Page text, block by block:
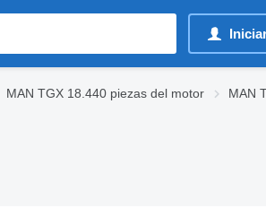
MAN TGX 18.440 piezas del motor
MAN